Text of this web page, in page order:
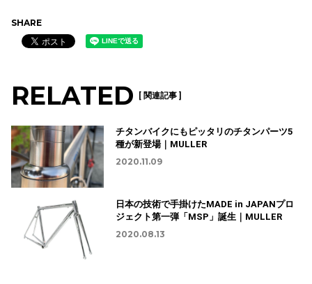
SHARE
RELATED [ 関連記事 ]
チタンバイクにもピッタリのチタンパーツ5
種が新登場｜MULLER
2020.11.09
日本の技術で手掛けたMADE in JAPANプロ
ジェクト第一弾「MSP」誕生｜MULLER
2020.08.13